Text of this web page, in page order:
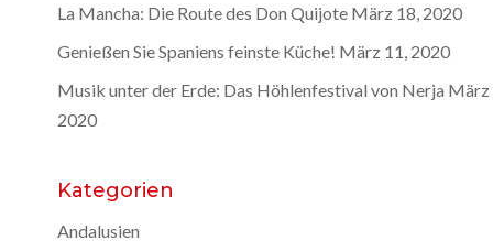
La Mancha: Die Route des Don Quijote März 18, 2020
Genießen Sie Spaniens feinste Küche! März 11, 2020
Musik unter der Erde: Das Höhlenfestival von Nerja März
2020
Kategorien
Andalusien